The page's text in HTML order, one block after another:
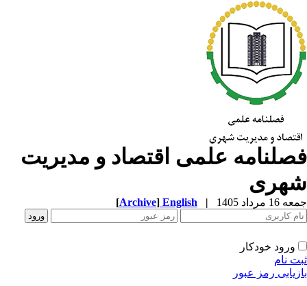
علمی اقتصاد و مدیریت
مرداد 1405 |
English
[Archive]
ورود خودکار
نام
رمز عبور